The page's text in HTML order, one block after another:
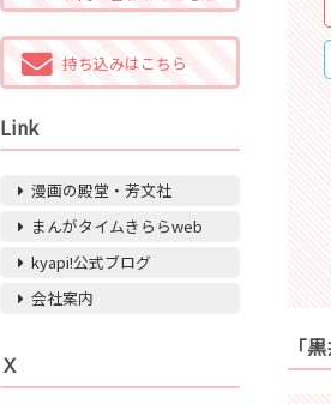
「
持ち込みはこちら
Link
漫画の殿堂・芳文社
まんがタイムきららweb
kyapi!公式ブログ
会社案内
Ｘ